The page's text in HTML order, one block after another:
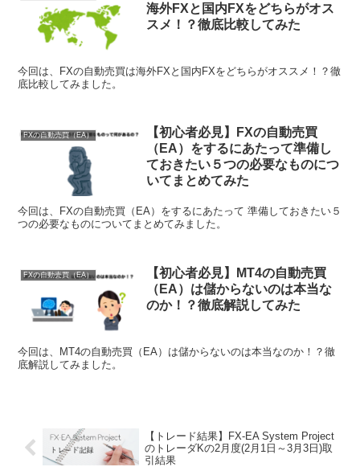
海外FXと国内FXをどちらがオス
スメ！？徹底比較してみた
今回は、FXの自動売買は海外FXと国内FXをどちらがオススメ！？徹
底比較してみました。
FXの自動売買（EA）
【初心者必見】FXの自動売買
（EA）をするにあたって準備し
ておきたい５つの必要なものにつ
いてまとめてみた
今回は、FXの自動売買（EA）をするにあたって 準備しておきたい５
つの必要なものについてまとめてみました。
FXの自動売買（EA）
【初心者必見】MT4の自動売買
（EA）は儲からないのは本当な
のか！？徹底解説してみた
今回は、MT4の自動売買（EA）は儲からないのは本当なのか！？徹
底解説してみました。
【トレード結果】FX-EA System Project
のトレーダKの2月度(2月1日～3月3日)取
引結果